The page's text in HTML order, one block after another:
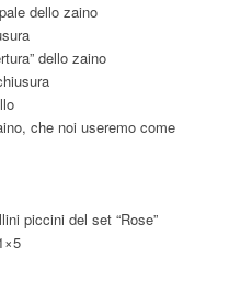
dello zaino
dello zaino
che noi useremo come
piccini del set “Rose”